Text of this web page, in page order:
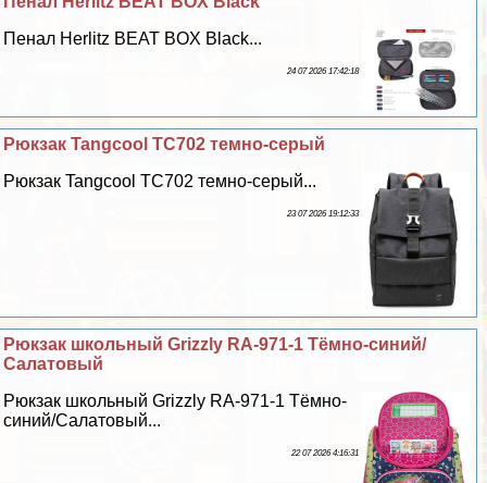
Пенал Herlitz BEAT BOX Black...
24 07 2026 17:42:18
Рюкзак Tangcool TC702 темно-серый
Рюкзак Tangcool TC702 темно-серый...
23 07 2026 19:12:33
Рюкзак школьный Grizzly RA-971-1 Тёмно-синий/
Салатовый
Рюкзак школьный Grizzly RA-971-1 Тёмно-
синий/Салатовый...
22 07 2026 4:16:31